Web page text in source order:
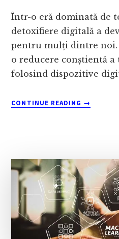
Într-o eră dominată de
detoxifiere digitală a
pentru mulți dintre noi.
o reducere conștientă
folosind dispozitive
CONTINUE READING
ABOUT
ȘI
CÂND
AI
NEVOIE
DE
O
→